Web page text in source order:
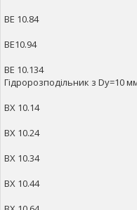
ВЕ 10.84
ВЕ10.94
ВЕ 10.134
Гідророзподільник з Dy=10
ВХ 10.14
ВХ 10.24
ВХ 10.34
ВХ 10.44